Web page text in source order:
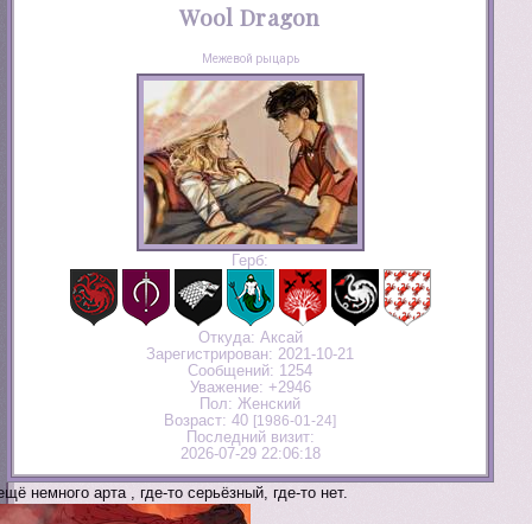
Wool Dragon
Межевой рыцарь
Герб:
Откуда: Аксай
Зарегистрирован: 2021-10-21
Сообщений: 1254
Уважение: +2946
Пол: Женский
Возраст: 40 [1986-01-24]
Последний визит:
2026-07-29 22:06:18
немного арта , где-то серьёзный, где-то нет.